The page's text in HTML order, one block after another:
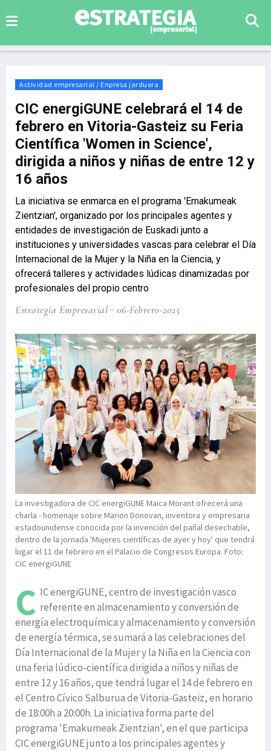
Actividad empresarial / Enpresa jarduera
CIC energiGUNE celebrará el 14 de
febrero en Vitoria-Gasteiz su Feria
Científica 'Women in Science',
dirigida a niños y niñas de entre 12 y
16 años
La iniciativa se enmarca en el programa 'Emakumeak
Zientzian', organizado por los principales agentes y
entidades de investigación de Euskadi junto a
instituciones y universidades vascas para celebrar el Día
Internacional de la Mujer y la Niña en la Ciencia, y
ofrecerá talleres y actividades lúdicas dinamizadas por
profesionales del propio centro
Estrategia Empresarial 06-Febrero-2025
La investigadora de CIC energiGUNE Maica Morant ofrecerá una
charla - homenaje sobre Marion Donovan, inventora y empresaria
estadounidense conocida por la invención del pañal desechable,
dentro de la jornada 'Mujeres científicas de ayer y hoy' que tendrá
lugar el 11 de febrero en el Palacio de Congresos Europa. Foto:
CIC energiGUNE
C IC energiGUNE, centro de investigación vasco
referente en almacenamiento y conversión de
energía electroquímica y almacenamiento y conversión
de energía térmica, se sumará a las celebraciones del
Día Internacional de la Mujer y la Niña en la Ciencia con
una feria lúdico-científica dirigida a niños y niñas de
entre 12 y 16 años, que tendrá lugar el 14 de febrero en
el Centro Cívico Salburua de Vitoria-Gasteiz, en horario
de 18:00h a 20:00h. La iniciativa forma parte del
programa 'Emakumeak Zientzian', en el que participa
CIC energiGUNE junto a los principales agentes y